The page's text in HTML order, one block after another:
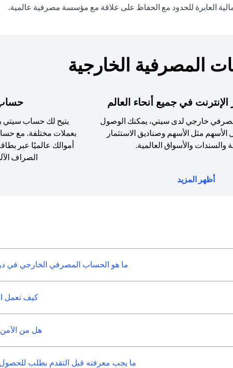
العابرة للحدود مع الحفاظ على علاقة مع مؤسسة مصرفية عالمية.
المصرفية الخارجية
في جميع أنحاء العالم
خارجي لدى سيتي، يمكنك الوصول
مثل الأسهم وصناديق الاستثمار
والسندات والأسواق العالمية.
يتيح لك حساب سيتي
بعملات مختلفة. مع
أموالك عالميًا عبر
الصراف
أظهر المزيد
ما هو الحساب المصرفي الخارجي في
كيف تعمل
هل من
ما يجب معرفته قبل التقدم بطلب